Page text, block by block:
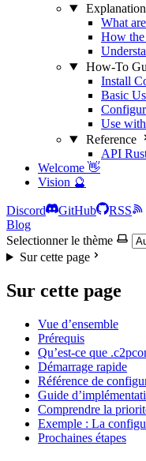
What
How
How-To
Install
Basic
Use
Reference
API
Welcome 👋
Vision 🔮
Discord GitHub
RSS
Blog
Selectionner le thème
Sur cette page
Sur cette page
Vue d’ensemble
Prérequis
Qu’est-ce que
Démarrage rapide
Référence de
Guide
Comprendre la
Exemple : La
Prochaines étapes